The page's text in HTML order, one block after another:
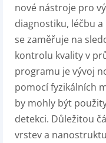
nové nástroje pro
diagnostiku, léčbu
se zaměřuje na
kontrolu kvality v
programu je vývoj
pomocí fyzikálních
by mohly být
detekci. Důležitou
vrstev a